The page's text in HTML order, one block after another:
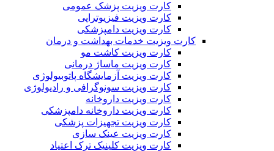
کارت ویزیت پزشک عمومی
کارت ویزیت فیزیوتراپی
کارت ویزیت دامپزشکی
کارت ویزیت خدمات بهداشت و درمان
کارت ویزیت کاشت مو
کارت ویزیت ماساژ درمانی
کارت ویزیت آزمایشگاه پاتوبیولوژی
کارت ویزیت سونوگرافی و رادیولوژی
کارت ویزیت داروخانه
کارت ویزیت داروخانه دامپزشکی
کارت ویزیت تجهیزات پزشکی
کارت ویزیت عینک سازی
کارت ویزیت کلینیک ترک اعتیاد